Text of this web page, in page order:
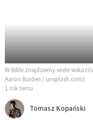
W Biblii znajdziemy wiele
Aaron Burden / unsplash.com)
1 rok temu
Tomasz Kopański